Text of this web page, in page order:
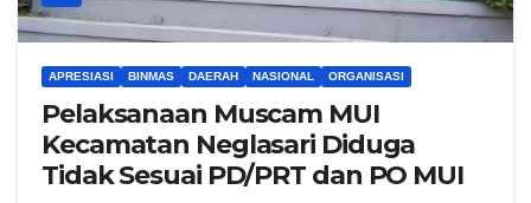
APRESIASI BINMAS DAERAH NASIONAL ORGANISASI
Pelaksanaan Muscam MUI
Kecamatan Neglasari Diduga
Tidak Sesuai PD/PRT dan PO MUI